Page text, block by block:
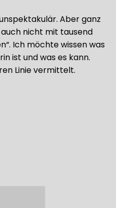
Aber ganz
nicht mit tausend
Ich möchte wissen was
ist und was es kann.
Linie vermittelt.